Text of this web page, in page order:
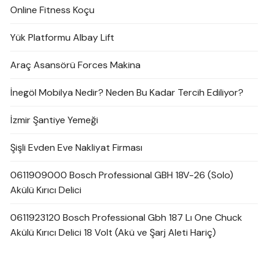
Online Fitness Koçu
Yük Platformu Albay Lift
Araç Asansörü Forces Makina
İnegöl Mobilya Nedir? Neden Bu Kadar Tercih Ediliyor?
İzmir Şantiye Yemeği
Şişli Evden Eve Nakliyat Firması
0611909000 Bosch Professional GBH 18V-26 (Solo)
Akülü Kırıcı Delici
0611923120 Bosch Professional Gbh 187 Lı One Chuck
Akülü Kırıcı Delici 18 Volt (Akü ve Şarj Aleti Hariç)